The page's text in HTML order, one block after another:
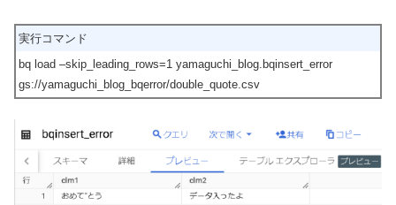
実行コマンド
bq load –skip_leading_rows=1 yamaguchi_blog.bqinsert_error
gs://yamaguchi_blog_bqerror/double_quote.csv